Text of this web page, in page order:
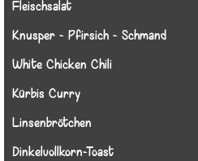
Fleischsalat
Knusper - Pfirsich - Schmand
White Chicken Chili
Kürbis Curry
Linsenbrötchen
Dinkelvollkorn-Toast